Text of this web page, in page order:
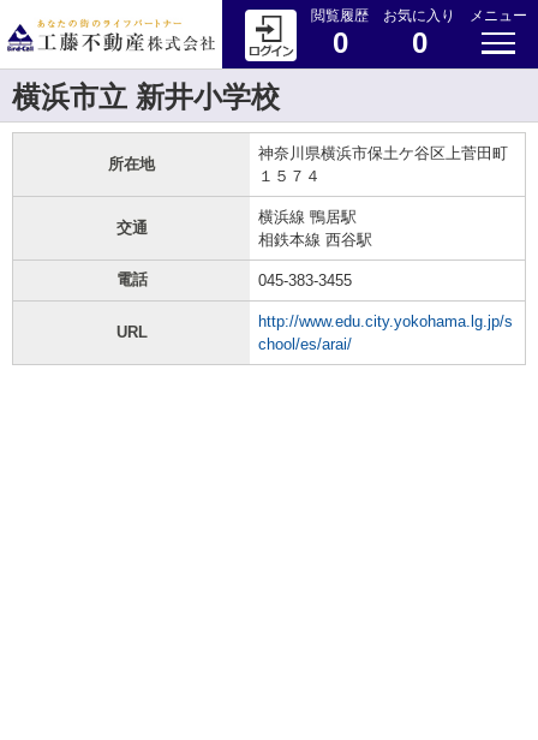
閲覧履歴
0
お気に入り
0
メニュー
横浜市立 新井小学校
所在地
神奈川県横浜市保土ケ谷区上菅田町
１５７４
交通
横浜線 鴨居駅
相鉄本線 西谷駅
電話 045-383-3455
URL
http://www.edu.city.yokohama.lg.jp/s
chool/es/arai/